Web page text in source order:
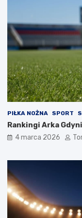
PIŁKA NOŻNA SPORT
Rankingi Arka
4 marca 2026